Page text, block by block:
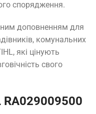
спорядження.
доповненням для
комунальних
які цінують
свого
RA029009500